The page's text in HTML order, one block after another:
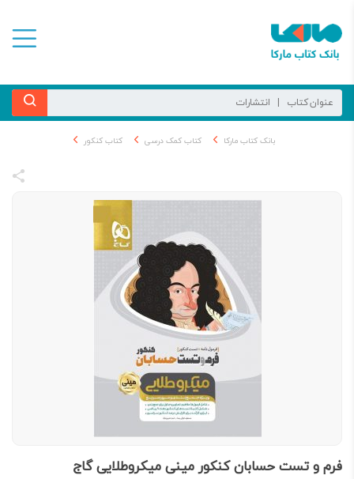
بانک کتاب مارکا کتاب کمک درسی کتاب کنکور
فرم و تست حسابان کنکور مینی میکروطلایی گاج